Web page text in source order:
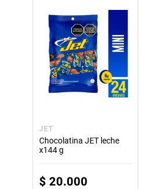
JET
Chocolatina JET leche
x144 g
$ 20.000